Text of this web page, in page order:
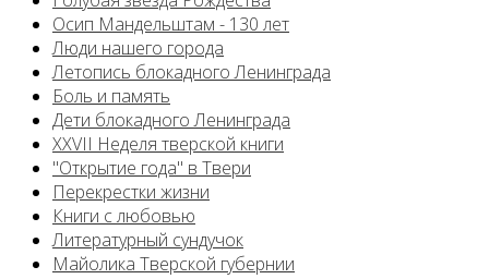
Осип Мандельштам - 130 лет
Люди нашего города
Летопись блокадного Ленинграда
Боль и память
Дети блокадного Ленинграда
XXVII Неделя тверской книги
"Открытие года" в Твери
Перекрестки жизни
Книги с любовью
Литературный сундучок
Майолика Тверской губернии